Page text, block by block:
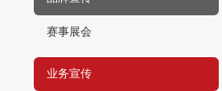
赛事展会
业务宣传